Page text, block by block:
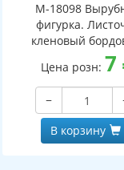
М-18098
фигурка.
кленовый
(двухсторонняя,
Цена розн: 7
−
В корзину